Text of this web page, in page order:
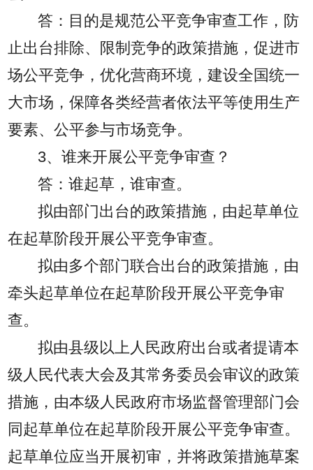
答：目的是规范公平竞争审查工作，防
止出台排除、限制竞争的政策措施，促进市
场公平竞争，优化营商环境，建设全国统一
大市场，保障各类经营者依法平等使用生产
要素、公平参与市场竞争。
3、谁来开展公平竞争审查？
答：谁起草，谁审查。
拟由部门出台的政策措施，由起草单位
在起草阶段开展公平竞争审查。
拟由多个部门联合出台的政策措施，由
牵头起草单位在起草阶段开展公平竞争审
查。
拟由县级以上人民政府出台或者提请本
级人民代表大会及其常务委员会审议的政策
措施，由本级人民政府市场监督管理部门会
同起草单位在起草阶段开展公平竞争审查。
起草单位应当开展初审，并将政策措施草案